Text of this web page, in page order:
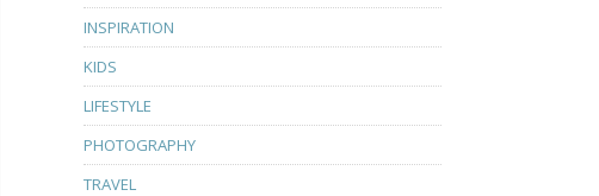
INSPIRATION
KIDS
LIFESTYLE
PHOTOGRAPHY
TRAVEL